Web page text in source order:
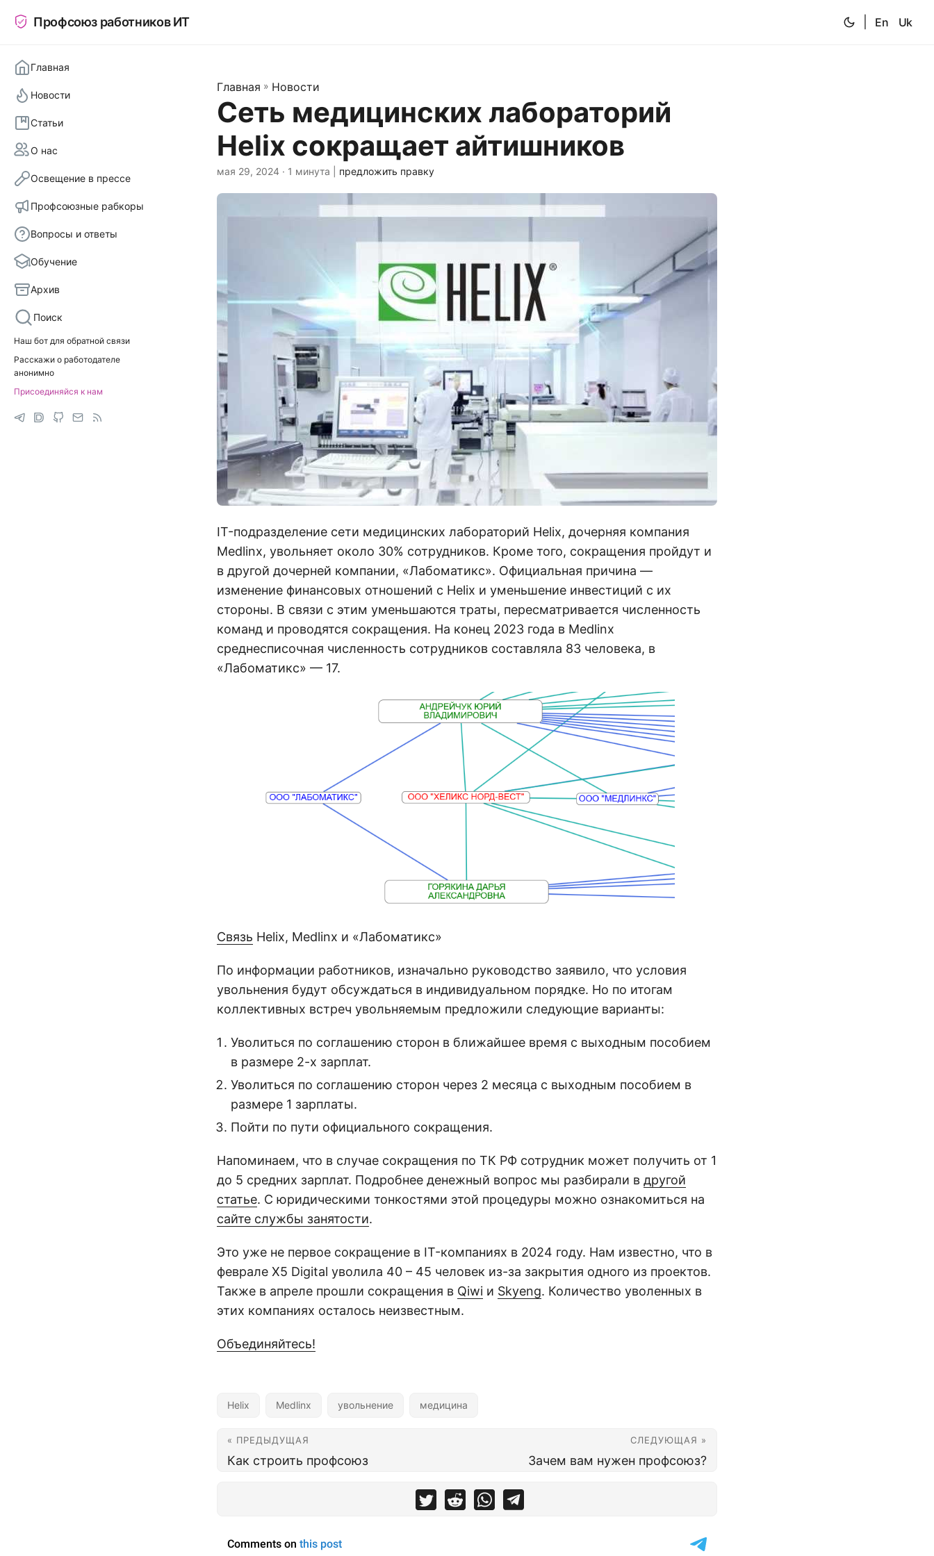
Профсоюз работников ИТ En Uk
Главная
Новости
Статьи
О нас
Освещение в прессе
Профсоюзные рабкоры
Вопросы и ответы
Обучение
Архив
Поиск
Наш бот для обратной связи
Расскажи о работодателе
анонимно
Присоединяйся к нам
Главная » Новости
Сеть медицинских лабораторий
Helix сокращает айтишников
мая 29, 2024 · 1 минута | предложить правку
IT-подразделение сети медицинских лабораторий Helix, дочерняя компания
Medlinx, увольняет около 30% сотрудников. Кроме того, сокращения пройдут и
в другой дочерней компании, «Лабоматикс». Официальная причина —
изменение финансовых отношений с Helix и уменьшение инвестиций с их
стороны. В связи с этим уменьшаются траты, пересматривается численность
команд и проводятся сокращения. На конец 2023 года в Medlinx
среднесписочная численность сотрудников составляла 83 человека, в
«Лабоматикс» — 17.
Связь Helix, Medlinx и «Лабоматикс»
По информации работников, изначально руководство заявило, что условия
увольнения будут обсуждаться в индивидуальном порядке. Но по итогам
коллективных встреч увольняемым предложили следующие варианты:
Уволиться по соглашению сторон в ближайшее время с выходным пособием
в размере 2-х зарплат.
Уволиться по соглашению сторон через 2 месяца с выходным пособием в
размере 1 зарплаты.
Пойти по пути официального сокращения.
Напоминаем, что в случае сокращения по ТК РФ сотрудник может получить от 1
до 5 средних зарплат. Подробнее денежный вопрос мы разбирали в другой
статье. С юридическими тонкостями этой процедуры можно ознакомиться на
сайте службы занятости.
Это уже не первое сокращение в IT-компаниях в 2024 году. Нам известно, что в
феврале X5 Digital уволила 40 – 45 человек из-за закрытия одного из проектов.
Также в апреле прошли сокращения в Qiwi и Skyeng. Количество уволенных в
этих компаниях осталось неизвестным.
Объединяйтесь!
Helix Medlinx увольнение медицина
« ПРЕДЫДУЩАЯ
Как строить профсоюз
СЛЕДУЮЩАЯ »
Зачем вам нужен профсоюз?